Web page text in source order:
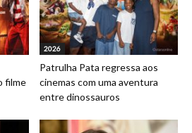
filme
2026
Patrulha Pata regressa aos
cinemas com uma aventura
entre dinossauros